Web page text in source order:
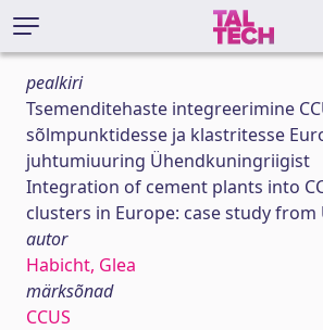
pealkiri
Tsemenditehaste integreerimine
sõlmpunktidesse ja klastritesse
juhtumiuuring Ühendkuningriigist
Integration of cement plants into
clusters in Europe: case study
autor
Habicht, Glea
märksõnad
CCUS